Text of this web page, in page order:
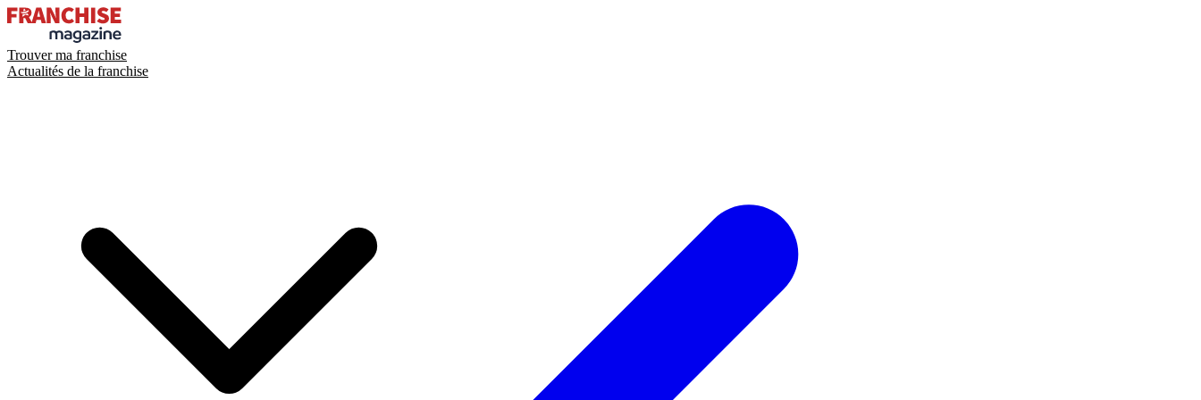
Trouver ma franchise
Actualités de la franchise